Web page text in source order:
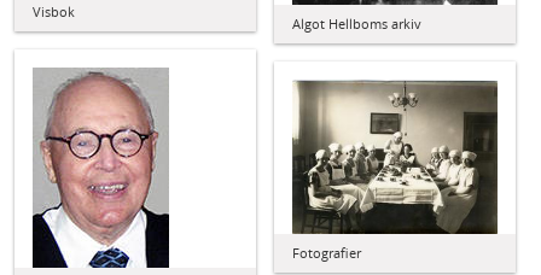
Visbok
Algot Hellboms arkiv
Fotografier